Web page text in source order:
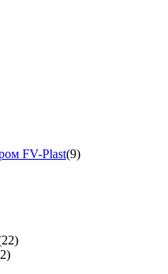
FV-Plast(9)